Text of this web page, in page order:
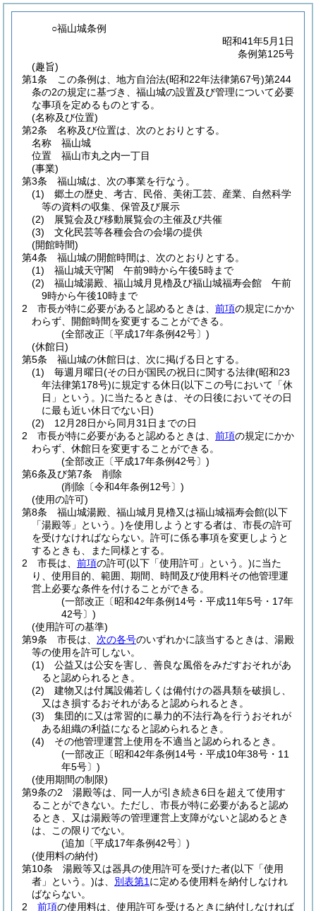
○福山城条例
昭和41年5月1日
条例第125号
(趣旨)
第1条
この条例は、地方自治法(昭和22年法律第67号)第244
条の2の規定に基づき、福山城の設置及び管理について必要
な事項を定めるものとする。
(名称及び位置)
第2条
名称及び位置は、次のとおりとする。
名称 福山城
位置 福山市丸之内一丁目
(事業)
第3条
福山城は、次の事業を行なう。
(1)
郷土の歴史、考古、民俗、美術工芸、産業、自然科学
等の資料の収集、保管及び展示
(2)
展覧会及び移動展覧会の主催及び共催
(3)
文化民芸等各種会合の会場の提供
(開館時間)
第4条
福山城の開館時間は、次のとおりとする。
(1)
福山城天守閣 午前9時から午後5時まで
(2)
福山城湯殿、福山城月見櫓及び福山城福寿会館 午前
9時から午後10時まで
2
市長が特に必要があると認めるときは、 前項の規定にかか
わらず、開館時間を変更することができる。
(全部改正〔平成17年条例42号〕)
(休館日)
第5条
福山城の休館日は、次に掲げる日とする。
(1)
毎週月曜日(その日が国民の祝日に関する法律(昭和23
年法律第178号)に規定する休日(以下この号において「休
日」という。)に当たるときは、その日後においてその日
に最も近い休日でない日)
(2)
12月28日から同月31日までの日
2
市長が特に必要があると認めるときは、 前項の規定にかか
わらず、休館日を変更することができる。
(全部改正〔平成17年条例42号〕)
第6条及び第7条
削除
(削除〔令和4年条例12号〕)
(使用の許可)
第8条
福山城湯殿、福山城月見櫓又は福山城福寿会館(以下
「湯殿等」という。)を使用しようとする者は、市長の許可
を受けなければならない。 許可に係る事項を変更しようと
するときも、また同様とする。
2
市長は、 前項の許可(以下「使用許可」という。)に当た
り、使用目的、範囲、期間、時間及び使用料その他管理運
営上必要な条件を付けることができる。
(一部改正〔昭和42年条例14号・平成11年5号・17年
42号〕)
(使用許可の基準)
第9条
市長は、 次の各号のいずれかに該当するときは、湯殿
等の使用を許可しない。
(1)
公益又は公安を害し、善良な風俗をみだすおそれがあ
ると認められるとき。
(2)
建物又は付属設備若しくは備付けの器具類を破損し、
又はき損するおそれがあると認められるとき。
(3)
集団的に又は常習的に暴力的不法行為を行うおそれが
ある組織の利益になると認められるとき。
(4)
その他管理運営上使用を不適当と認められるとき。
(一部改正〔昭和42年条例14号・平成10年38号・11
年5号〕)
(使用期間の制限)
第9条の2
湯殿等は、同一人が引き続き6日を超えて使用す
ることができない。 ただし、市長が特に必要があると認め
るとき、又は湯殿等の管理運営上支障がないと認めるとき
は、この限りでない。
(追加〔平成17年条例42号〕)
(使用料の納付)
第10条
湯殿等又は器具の使用許可を受けた者(以下「使用
者」という。)は、 別表第1 に定める使用料を納付しなけれ
ばならない。
2
前項の使用料は、使用許可を受けるときに納付しなければ